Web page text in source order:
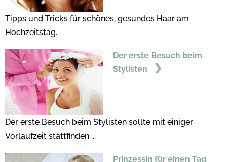
Tipps und Tricks für schönes, gesundes Haar am
Hochzeitstag.
Der erste Besuch beim
Stylisten
Der erste Besuch beim Stylisten sollte mit einiger
Vorlaufzeit stattfinden ...
Prinzessin für einen Tag